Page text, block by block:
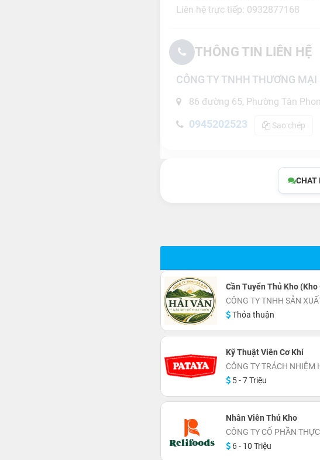
Liên hệ trực tiếp: 0932877168
THÔNG TIN LIÊN HỆ
CÔNG TY TNHH THƯƠNG MẠI
86 đường 65, Phường Tân
0945202523 Sao chép
CHAT
Cần Tuyển Thủ Kho
CÔNG TY TNHH SẢN
Thỏa thuận
Kỹ Thuật Viên Cơ Khí
CÔNG TY TRÁCH NHIỆM
5 - 7 Triệu
Nhân Viên Thủ Kho
CÔNG TY CỔ PHẦN
6 - 10 Triệu